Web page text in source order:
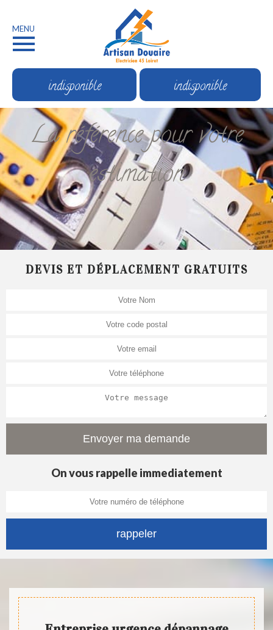
MENU
indisponible indisponible
La référence pour votre
estimation
DEVIS ET DÉPLACEMENT GRATUITS
On vous rappelle immediatement